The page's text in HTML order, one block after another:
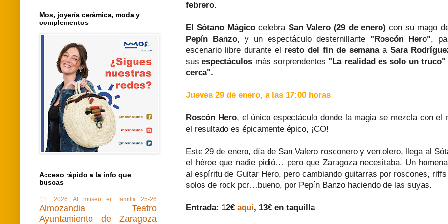
febrero.
El Sótano Mágicocelebra San Valero (29 de enero) con su mago
Pepín Banzo, y un espectáculo desternillante "Roscón Hero",
escenario libre durante el resto del fin de semanaa Sara
susespectáculos más sorprendentes "La realidad es solo un truco"
cerca".
Jueves 29 de enero, a las 17:00 horas
Roscón Hero, el único espectáculo donde la magia se mezcla con el
el resultado es épicamente épico, ¡CO!
Este 29 de enero, día de San Valero rosconero y ventolero, llega al
el héroe que nadie pidió… pero que Zaragoza necesitaba. Un
al espíritu de Guitar Hero, pero cambiando guitarras por roscones,
solos de rock por…bueno, por Pepín Banzo haciendo de las suyas.
Entrada: 12€ aquí, 13€ en taquilla
Mos, joyería cerámica, moda y
complementos
Acceso rápido a la info que
buscas
11F 2026 Al museo en familia 25-26
Almozandia Teatro
Ayuntamiento de Zaragoza